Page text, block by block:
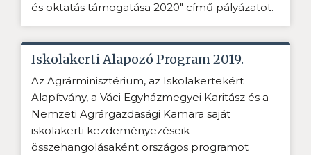
és oktatás támogatása 2020" című pályázatot.
Iskolakerti Alapozó Program 2019.
Az Agrárminisztérium, az Iskolakertekért
Alapítvány, a Váci Egyházmegyei Karitász és a
Nemzeti Agrárgazdasági Kamara saját
iskolakerti kezdeményezéseik
összehangolásaként országos programot